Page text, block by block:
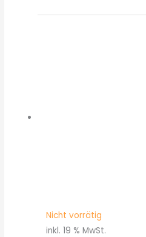
Nicht vorrätig
inkl. 19 % MwSt.